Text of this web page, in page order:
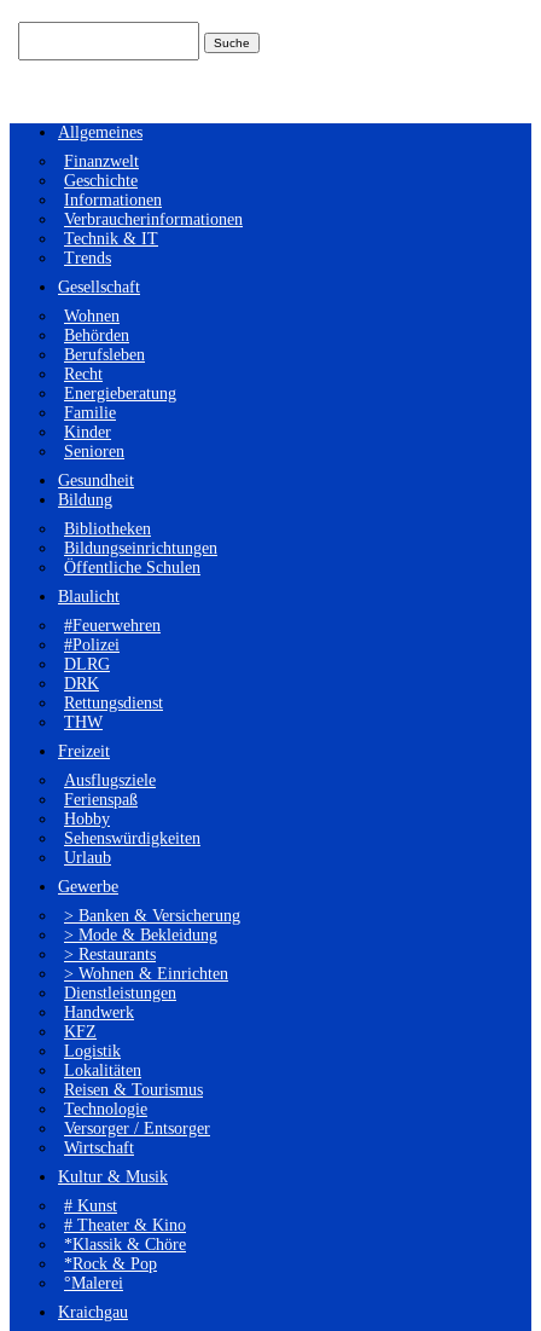
Allgemeines
Finanzwelt
Geschichte
Informationen
Verbraucherinformationen
Technik & IT
Trends
Gesellschaft
Wohnen
Behörden
Berufsleben
Recht
Energieberatung
Familie
Kinder
Senioren
Gesundheit
Bildung
Bibliotheken
Bildungseinrichtungen
Öffentliche Schulen
Blaulicht
#Feuerwehren
#Polizei
DLRG
DRK
Rettungsdienst
THW
Freizeit
Ausflugsziele
Ferienspaß
Hobby
Sehenswürdigkeiten
Urlaub
Gewerbe
> Banken & Versicherung
> Mode & Bekleidung
> Restaurants
> Wohnen & Einrichten
Dienstleistungen
Handwerk
KFZ
Logistik
Lokalitäten
Reisen & Tourismus
Technologie
Versorger / Entsorger
Wirtschaft
Kultur & Musik
# Kunst
# Theater & Kino
*Klassik & Chöre
*Rock & Pop
°Malerei
Kraichgau